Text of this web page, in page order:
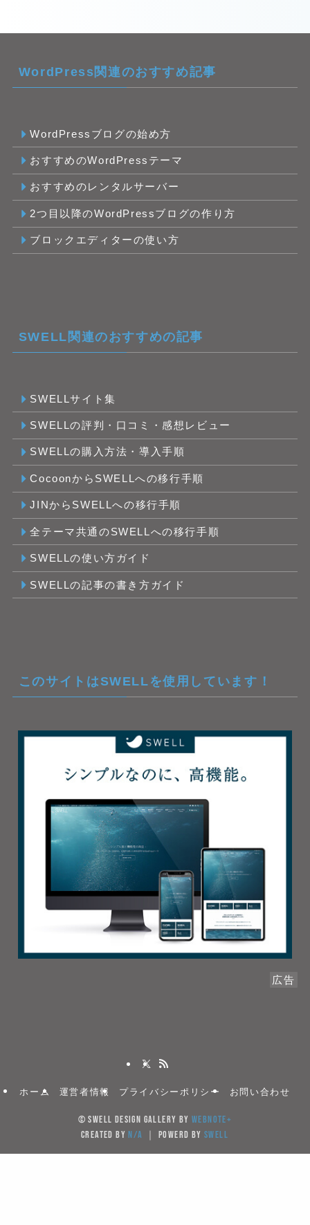
WordPress関連のおすすめ記事
WordPressブログの始め方
おすすめのWordPressテーマ
おすすめのレンタルサーバー
2つ目以降のWordPressブログの作り方
ブロックエディターの使い方
SWELL関連のおすすめの記事
SWELLサイト集
SWELLの評判・口コミ・感想レビュー
SWELLの購入方法・導入手順
CocoonからSWELLへの移行手順
JINからSWELLへの移行手順
全テーマ共通のSWELLへの移行手順
SWELLの使い方ガイド
SWELLの記事の書き方ガイド
このサイトはSWELLを使用しています！
広告
ホーム 運営者情報 プライバシーポリシー お問い合わせ
© SWELL DESIGN GALLERY byWebNote+
created byN/A ｜ powerd by SWELL